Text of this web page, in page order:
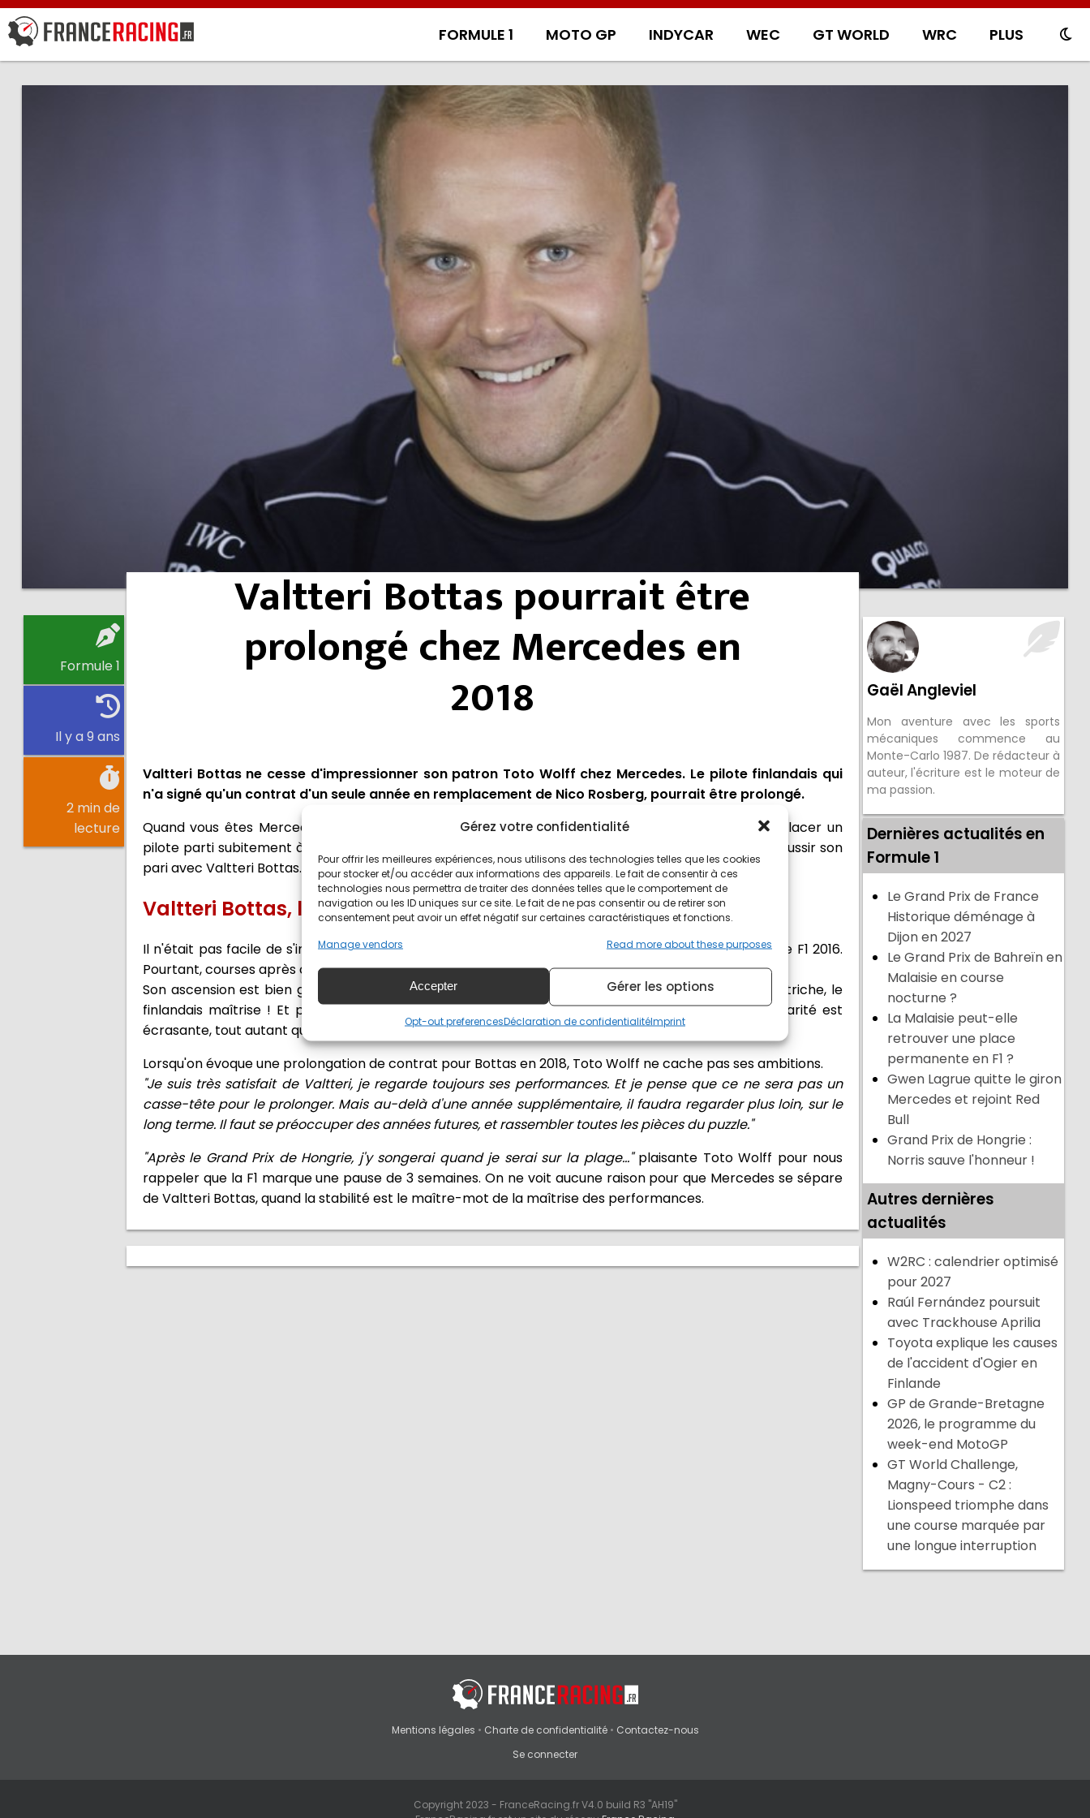
Gérez votre confidentialité
Pour offrir les meilleures expériences, nous utilisons des technologies telles que les cookies
pour stocker et/ou accéder aux informations des appareils. Le fait de consentir à ces
technologies nous permettra de traiter des données telles que le comportement de
navigation ou les ID uniques sur ce site. Le fait de ne pas consentir ou de retirer son
consentement peut avoir un effet négatif sur certaines caractéristiques et fonctions.
Manage vendors
Read more about these purposes
Accepter Gérer les options
Opt-out preferencesDéclaration de confidentialitéImprint
FORMULE 1 MOTO GP INDYCAR WEC GT WORLD WRC PLUS
Formule 1
Il y a 9 ans
2 min de
lecture
Valtteri Bottas pourrait être
prolongé chez Mercedes en
2018
Valtteri Bottas ne cesse d'impressionner son patron Toto Wolff chez Mercedes. Le pilote finlandais qui
n'a signé qu'un contrat d'un seule année en remplacement de Nico Rosberg, pourrait être prolongé.
Quand vous êtes Mercedes, l'équipe à battre et triple Championne du Monde de Formule 1, remplacer un
pilote parti subitement à la retraite est tout sauf facile. Pourtant Toto Wolff semble en passe de réussir son
pari avec Valtteri Bottas.
Valtteri Bottas, la force tranquille
Il n'était pas facile de s'installer dans la Mercedes pour pallier au départ du Champion du Monde de F1 2016.
Pourtant, courses après courses, et désormais 2 victoires à son compteur, Valtteri Bottas fait le job !
Son ascension est bien guidée, de sa première pole position à Bahreïn à sa dernière victoire en Autriche, le
finlandais maîtrise ! Et pourtant il doit faire face à son coéquipier : Lewis Hamilton, dont la popularité est
écrasante, tout autant que son palmarès.
Lorsqu'on évoque une prolongation de contrat pour Bottas en 2018, Toto Wolff ne cache pas ses ambitions.
"Je suis très satisfait de Valtteri, je regarde toujours ses performances. Et je pense que ce ne sera pas un
casse-tête pour le prolonger. Mais au-delà d'une année supplémentaire, il faudra regarder plus loin, sur le
long terme. Il faut se préoccuper des années futures, et rassembler toutes les pièces du puzzle."
"Après le Grand Prix de Hongrie, j'y songerai quand je serai sur la plage..."plaisante Toto Wolff pour nous
rappeler que la F1 marque une pause de 3 semaines. On ne voit aucune raison pour que Mercedes se sépare
de Valtteri Bottas, quand la stabilité est le maître-mot de la maîtrise des performances.
Gaël Angleviel
Mon aventure avec les sports
mécaniques commence au
Monte-Carlo 1987. De rédacteur à
auteur, l'écriture est le moteur de
ma passion.
Dernières actualités en
Formule 1
Le Grand Prix de France
Historique déménage à
Dijon en 2027
Le Grand Prix de Bahreïn en
Malaisie en course
nocturne ?
La Malaisie peut-elle
retrouver une place
permanente en F1 ?
Gwen Lagrue quitte le giron
Mercedes et rejoint Red
Bull
Grand Prix de Hongrie :
Norris sauve l'honneur !
Autres dernières
actualités
W2RC : calendrier optimisé
pour 2027
Raúl Fernández poursuit
avec Trackhouse Aprilia
Toyota explique les causes
de l'accident d'Ogier en
Finlande
GP de Grande-Bretagne
2026, le programme du
week-end MotoGP
GT World Challenge,
Magny-Cours - C2 :
Lionspeed triomphe dans
une course marquée par
une longue interruption
Mentions légales • Charte de confidentialité• Contactez-nous
Se connecter
Copyright 2023 - FranceRacing.fr V4.0 build R3 "AH19"